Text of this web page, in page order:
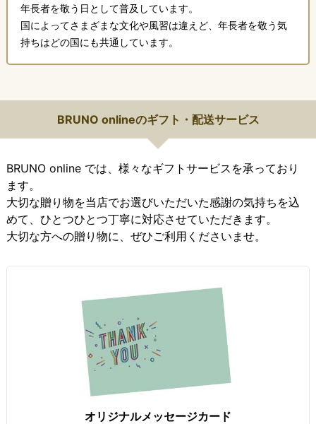
年長者を敬う日として普及しています。
国によってさまざまな文化や風習は違えど、年長者を敬う気
持ちはどの国にも共通しています。
BRUNO onlineのギフト・配送サービス
BRUNO online では、様々なギフトサービスを承っており
ます。
大切な贈り物を当店でお選びいただいた感謝の気持ちを込
めて、ひとつひとつ丁寧に対応させていただきます。
大切な方への贈り物に、ぜひご利用くださいませ。
オリジナルメッセージカード